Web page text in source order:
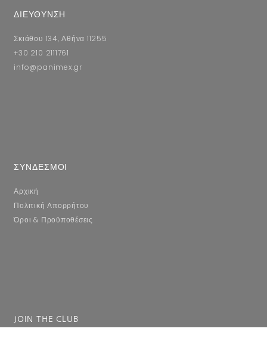
ΔΙΕΥΘΥΝΣΗ
Σκιάθου 134, Αθήνα 11255
+30 210 2111761
info@panimex.gr
ΣΥΝΔΕΣΜΟΙ
Αρχική
Πολιτική Απορρήτου
Όροι & Προϋποθέσεις
JOIN THE CLUB